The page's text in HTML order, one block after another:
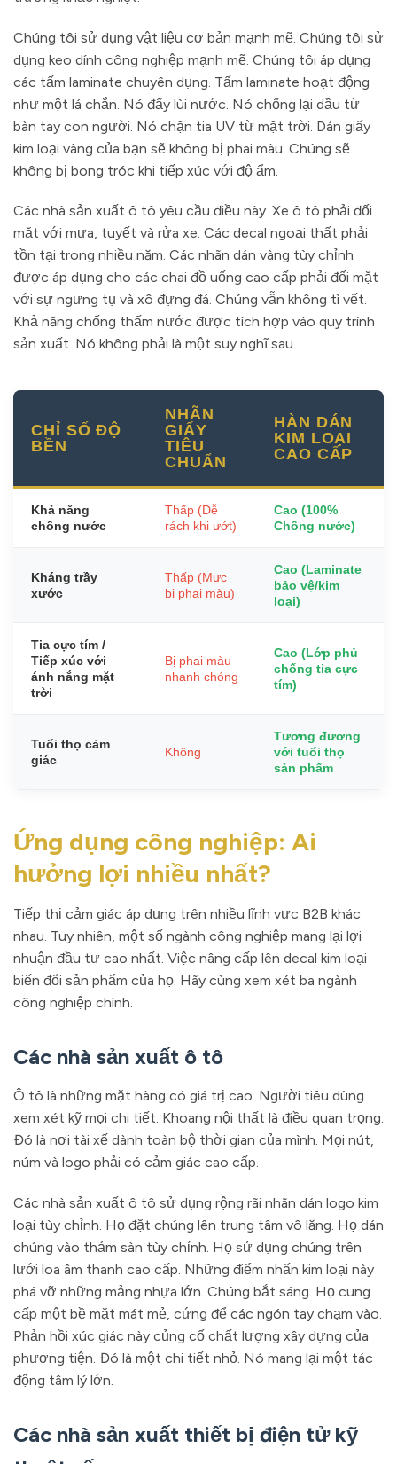
Chúng tôi sử dụng vật liệu cơ bản mạnh mẽ. Chúng tôi sử
dụng keo dính công nghiệp mạnh mẽ. Chúng tôi áp dụng
các tấm laminate chuyên dụng. Tấm laminate hoạt động
như một lá chắn. Nó đẩy lùi nước. Nó chống lại dầu từ
bàn tay con người. Nó chặn tia UV từ mặt trời. Dán giấy
kim loại vàng của bạn sẽ không bị phai màu. Chúng sẽ
không bị bong tróc khi tiếp xúc với độ ẩm.
Các nhà sản xuất ô tô yêu cầu điều này. Xe ô tô phải đối
mặt với mưa, tuyết và rửa xe. Các decal ngoại thất phải
tồn tại trong nhiều năm. Các nhãn dán vàng tùy chỉnh
được áp dụng cho các chai đồ uống cao cấp phải đối mặt
với sự ngưng tụ và xô đựng đá. Chúng vẫn không tì vết.
Khả năng chống thấm nước được tích hợp vào quy trình
sản xuất. Nó không phải là một suy nghĩ sau.
CHỈ SỐ ĐỘ
BỀN
NHÃN
GIẤY
TIÊU
CHUẨN
HÀN DÁN
KIM LOẠI
CAO CẤP
Khả năng
chống nước
Thấp (Dễ
rách khi ướt)
Cao (100%
Chống nước)
Kháng trầy
xước
Thấp (Mực
bị phai màu)
Cao (Laminate
bảo vệ/kim
loại)
Tia cực tím /
Tiếp xúc với
ánh nắng mặt
trời
Bị phai màu
nhanh chóng
Cao (Lớp phủ
chống tia cực
tím)
Tuổi thọ cảm
giác
Không
Tương đương
với tuổi thọ
sản phẩm
Ứng dụng công nghiệp: Ai
hưởng lợi nhiều nhất?
Tiếp thị cảm giác áp dụng trên nhiều lĩnh vực B2B khác
nhau. Tuy nhiên, một số ngành công nghiệp mang lại lợi
nhuận đầu tư cao nhất. Việc nâng cấp lên decal kim loại
biến đổi sản phẩm của họ. Hãy cùng xem xét ba ngành
công nghiệp chính.
Các nhà sản xuất ô tô
Ô tô là những mặt hàng có giá trị cao. Người tiêu dùng
xem xét kỹ mọi chi tiết. Khoang nội thất là điều quan trọng.
Đó là nơi tài xế dành toàn bộ thời gian của mình. Mọi nút,
núm và logo phải có cảm giác cao cấp.
Các nhà sản xuất ô tô sử dụng rộng rãi nhãn dán logo kim
loại tùy chỉnh. Họ đặt chúng lên trung tâm vô lăng. Họ dán
chúng vào thảm sàn tùy chỉnh. Họ sử dụng chúng trên
lưới loa âm thanh cao cấp. Những điểm nhấn kim loại này
phá vỡ những mảng nhựa lớn. Chúng bắt sáng. Họ cung
cấp một bề mặt mát mẻ, cứng để các ngón tay chạm vào.
Phản hồi xúc giác này củng cố chất lượng xây dựng của
phương tiện. Đó là một chi tiết nhỏ. Nó mang lại một tác
động tâm lý lớn.
Các nhà sản xuất thiết bị điện tử kỹ